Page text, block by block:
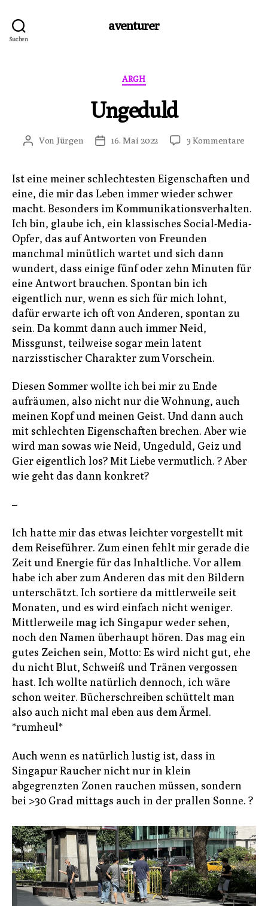
Suchen
aventurer
Kategorien
ARGH
Ungeduld
Beitragsautor
Von Jürgen Veröffentlichungsdatum
16. Mai 2022 3 Kommentare
Ist eine meiner schlechtesten Eigenschaften und
eine, die mir das Leben immer wieder schwer
macht. Besonders im Kommunikationsverhalten.
Ich bin, glaube ich, ein klassisches Social-Media-
Opfer, das auf Antworten von Freunden
manchmal minütlich wartet und sich dann
wundert, dass einige fünf oder zehn Minuten für
eine Antwort brauchen. Spontan bin ich
eigentlich nur, wenn es sich für mich lohnt,
dafür erwarte ich oft von Anderen, spontan zu
sein. Da kommt dann auch immer Neid,
Missgunst, teilweise sogar mein latent
narzisstischer Charakter zum Vorschein.
Diesen Sommer wollte ich bei mir zu Ende
aufräumen, also nicht nur die Wohnung, auch
meinen Kopf und meinen Geist. Und dann auch
mit schlechten Eigenschaften brechen. Aber wie
wird man sowas wie Neid, Ungeduld, Geiz und
Gier eigentlich los? Mit Liebe vermutlich. ? Aber
wie geht das dann konkret?
–
Ich hatte mir das etwas leichter vorgestellt mit
dem Reiseführer. Zum einen fehlt mir gerade die
Zeit und Energie für das Inhaltliche. Vor allem
habe ich aber zum Anderen das mit den Bildern
unterschätzt. Ich sortiere da mittlerweile seit
Monaten, und es wird einfach nicht weniger.
Mittlerweile mag ich Singapur weder sehen,
noch den Namen überhaupt hören. Das mag ein
gutes Zeichen sein, Motto: Es wird nicht gut, ehe
du nicht Blut, Schweiß und Tränen vergossen
hast. Ich wollte natürlich dennoch, ich wäre
schon weiter. Bücherschreiben schüttelt man
also auch nicht mal eben aus dem Ärmel.
*rumheul*
Auch wenn es natürlich lustig ist, dass in
Singapur Raucher nicht nur in klein
abgegrenzten Zonen rauchen müssen, sondern
bei >30 Grad mittags auch in der prallen Sonne. ?